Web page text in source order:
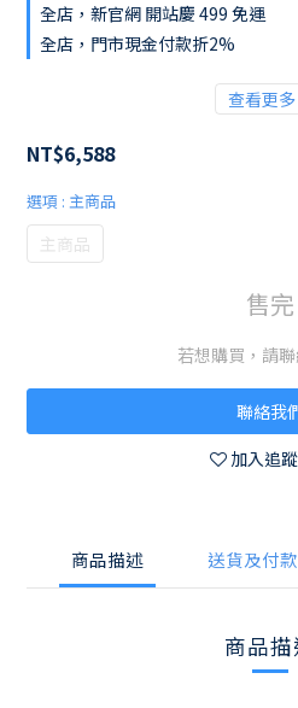
全店，新官網 開站慶 499 免運
全店，門市現金付款折2%
查看更多
NT$6,588
選項 : 主商品
主商品
售完
若想購買，請聯
聯絡我
加入追
商品描述 送貨及付
商品描